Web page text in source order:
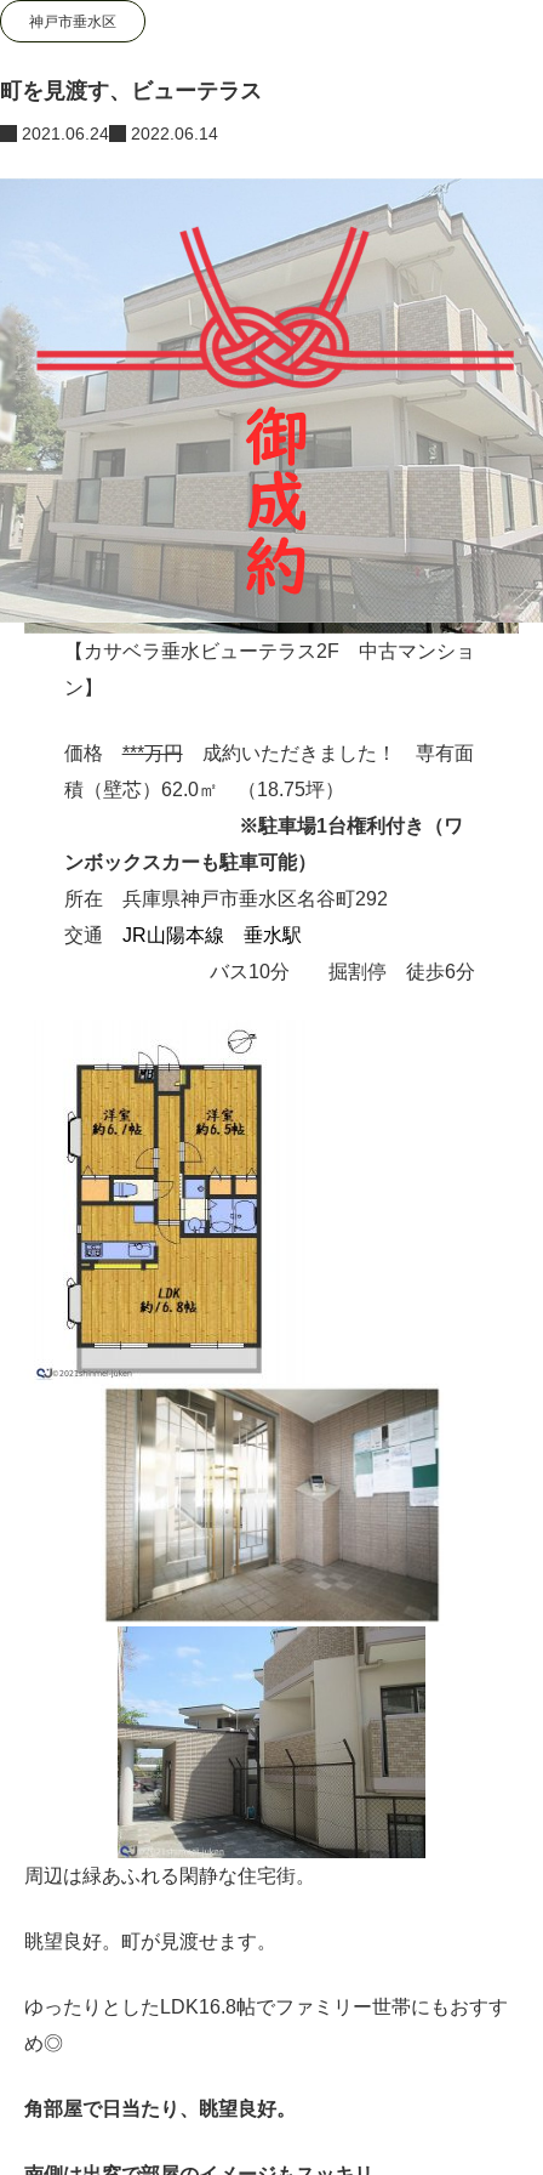
神明住建の不動産売買・管理に関する情報サイト
ブログ マンションさがし
神戸市垂水区
町を見渡す、ビューテラス
2021.06.24 2022.06.14
【カサベラ垂水ビューテラス2F 中古マンショ
ン】
価格***万円 成約いただきました！
専有面
積（壁芯）62.0㎡ （18.75坪）
※駐車場1台権利付き（ワ
ンボックスカーも駐車可能）
所在 兵庫県神戸市垂水区名谷町292
交通 JR山陽本線 垂水駅
バス10分 掘割停 徒歩6分
周辺は緑あふれる閑静な住宅街。
眺望良好。町が見渡せます。
ゆったりとしたLDK16.8帖でファミリー世帯にもおすす
め◎
角部屋で日当たり、眺望良好。